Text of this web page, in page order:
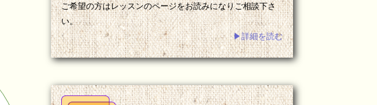
ご希望の方はレッスンのページをお読みになりご相談下さ
い。
▶詳細を読む